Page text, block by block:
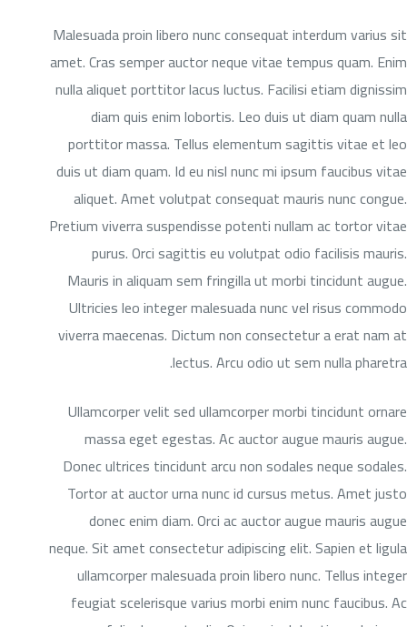
Malesuada proin libero nunc consequat interdum varius sit
amet. Cras semper auctor neque vitae tempus quam. Enim
nulla aliquet porttitor lacus luctus. Facilisi etiam dignissim
diam quis enim lobortis. Leo duis ut diam quam nulla
porttitor massa. Tellus elementum sagittis vitae et leo
duis ut diam quam. Id eu nisl nunc mi ipsum faucibus vitae
aliquet. Amet volutpat consequat mauris nunc congue.
Pretium viverra suspendisse potenti nullam ac tortor vitae
purus. Orci sagittis eu volutpat odio facilisis mauris.
Mauris in aliquam sem fringilla ut morbi tincidunt augue.
Ultricies leo integer malesuada nunc vel risus commodo
viverra maecenas. Dictum non consectetur a erat nam at
lectus. Arcu odio ut sem nulla pharetra.
Ullamcorper velit sed ullamcorper morbi tincidunt ornare
massa eget egestas. Ac auctor augue mauris augue.
Donec ultrices tincidunt arcu non sodales neque sodales.
Tortor at auctor urna nunc id cursus metus. Amet justo
donec enim diam. Orci ac auctor augue mauris augue
neque. Sit amet consectetur adipiscing elit. Sapien et ligula
ullamcorper malesuada proin libero nunc. Tellus integer
feugiat scelerisque varius morbi enim nunc faucibus. Ac